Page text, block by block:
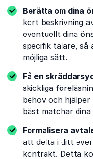
Berätta om dina
kort beskrivning
eventuellt dina
specifik talare, så
möjliga sätt.
Få en
skickliga
behov och
bäst matchar
Formalisera
att delta i ditt
kontrakt. Detta